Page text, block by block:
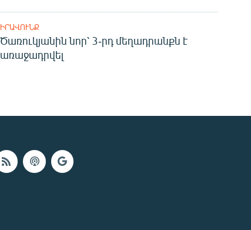
ԻՐԱՎՈՒՆՔ
Ծառուկյանին նոր՝ 3-րդ մեղադրանքն է
առաջադրվել